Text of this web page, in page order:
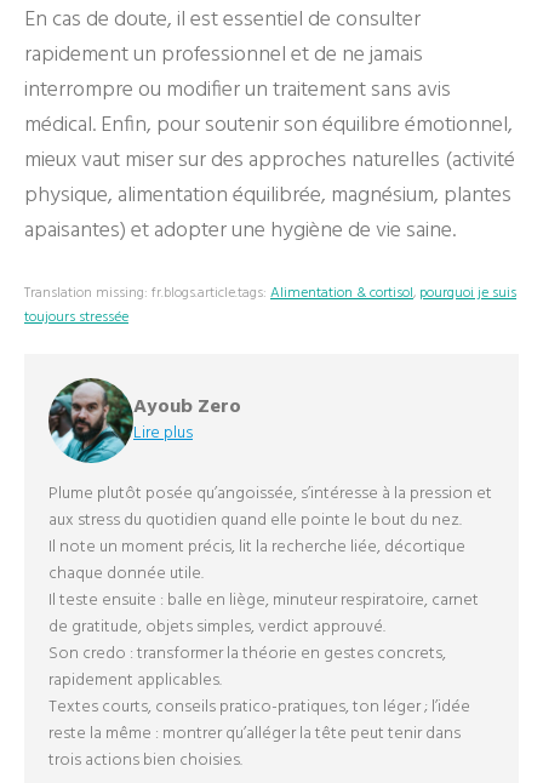
En cas de doute, il est essentiel de consulter
rapidement un professionnel et de ne jamais
interrompre ou modifier un traitement sans avis
médical. Enfin, pour soutenir son équilibre émotionnel,
mieux vaut miser sur des approches naturelles (activité
physique, alimentation équilibrée, magnésium, plantes
apaisantes) et adopter une hygiène de vie saine.
Translation missing: fr.blogs.article.tags: Alimentation & cortisol, pourquoi je suis
toujours stressée
Ayoub Zero
Lire plus
Plume plutôt posée qu’angoissée, s’intéresse à la pression et
aux stress du quotidien quand elle pointe le bout du nez.
Il note un moment précis, lit la recherche liée, décortique
chaque donnée utile.
Il teste ensuite : balle en liège, minuteur respiratoire, carnet
de gratitude, objets simples, verdict approuvé.
Son credo : transformer la théorie en gestes concrets,
rapidement applicables.
Textes courts, conseils pratico-pratiques, ton léger ; l’idée
reste la même : montrer qu’alléger la tête peut tenir dans
trois actions bien choisies.